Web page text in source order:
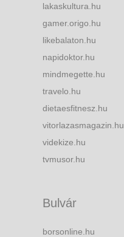
lakaskultura.hu
gamer.origo.hu
likebalaton.hu
napidoktor.hu
mindmegette.hu
travelo.hu
dietaesfitnesz.hu
vitorlazasmagazin.hu
videkize.hu
tvmusor.hu
Bulvár
borsonline.hu